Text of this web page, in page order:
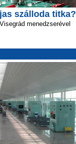
szálloda titka?
menedzserével